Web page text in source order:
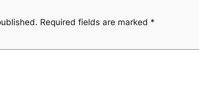
Required fields are marked *